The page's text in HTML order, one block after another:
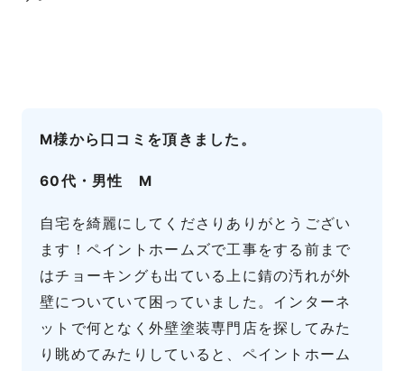
M様から口コミを頂きました。
60代・男性 M
自宅を綺麗にしてくださりありがとうござい
ます！ペイントホームズで工事をする前まで
はチョーキングも出ている上に錆の汚れが外
壁についていて困っていました。インターネ
ットで何となく外壁塗装専門店を探してみた
り眺めてみたりしていると、ペイントホーム